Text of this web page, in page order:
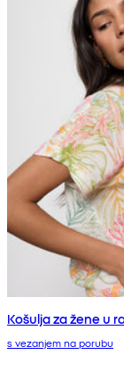
Košulja za žene u
s vezanjem na porubu